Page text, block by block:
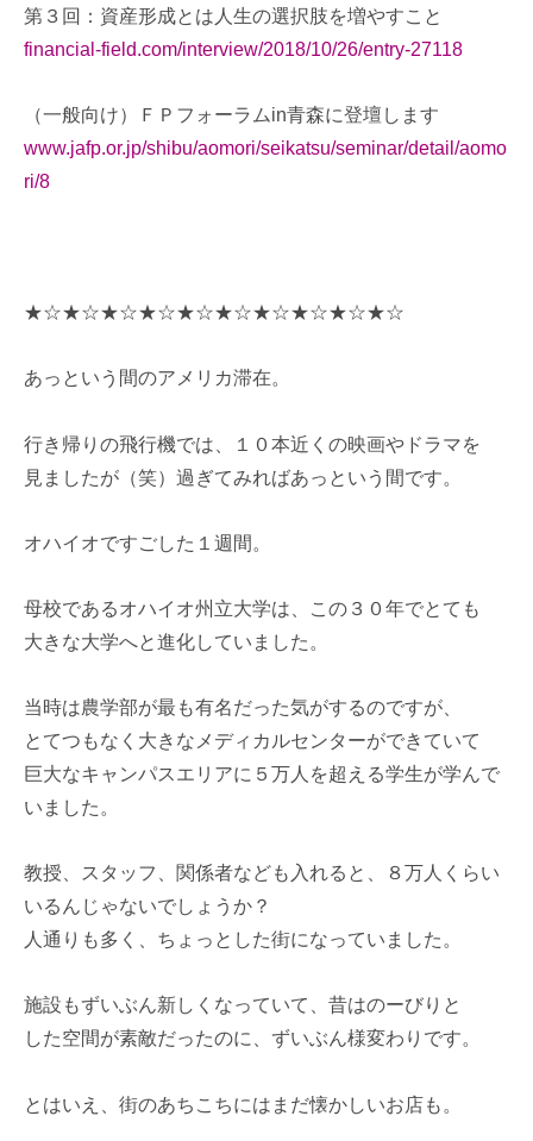
第３回：資産形成とは人生の選択肢を増やすこと
financial-field.com/interview/2018/10/26/entry-27118
（一般向け）ＦＰフォーラムin青森に登壇します
www.jafp.or.jp/shibu/aomori/seikatsu/seminar/detail/aomo
ri/8
★☆★☆★☆★☆★☆★☆★☆★☆★☆★☆
あっという間のアメリカ滞在。
行き帰りの飛行機では、１０本近くの映画やドラマを
見ましたが（笑）過ぎてみればあっという間です。
オハイオですごした１週間。
母校であるオハイオ州立大学は、この３０年でとても
大きな大学へと進化していました。
当時は農学部が最も有名だった気がするのですが、
とてつもなく大きなメディカルセンターができていて
巨大なキャンパスエリアに５万人を超える学生が学んで
いました。
教授、スタッフ、関係者なども入れると、８万人くらい
いるんじゃないでしょうか？
人通りも多く、ちょっとした街になっていました。
施設もずいぶん新しくなっていて、昔はのーびりと
した空間が素敵だったのに、ずいぶん様変わりです。
とはいえ、街のあちこちにはまだ懐かしいお店も。